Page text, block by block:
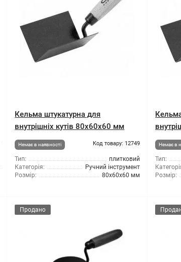
Кельма штукатурна для
внутрішніх кутів 80x60x60 мм
Немає в наявності Код товару: 12749
Тип:
плитковий
Категорія:
Ручний інструмент
Розмір:
80x60x60 мм
Немає в
Тип:
Розмір:
Продано